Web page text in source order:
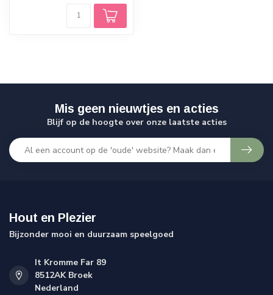
Mis geen nieuwtjes en acties
Blijf op de hoogte over onze laatste acties
Hout en Plezier
Bijzonder mooi en duurzaam speelgoed
It Kromme Far 89
8512AK Broek
Nederland